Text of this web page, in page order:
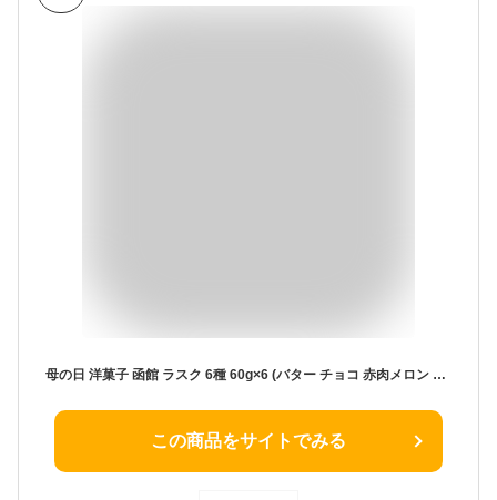
母の日 洋菓子 函館 ラスク 6種 60g×6 (バター チョコ 赤肉メロン 抹茶 ストロベリー ホワイト) お土産 北海道 函館市 キングベーク 送料無料
この商品をサイトでみる